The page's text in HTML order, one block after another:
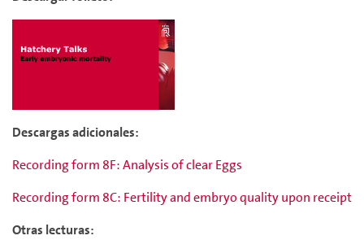
Descargas adicionales:
Recording form 8F: Analysis of clear Eggs
Recording form 8C: Fertility and embryo quality upon receipt
Otras lecturas: